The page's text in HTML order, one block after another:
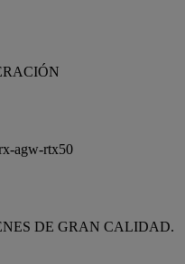
DE GRAN CALIDAD.